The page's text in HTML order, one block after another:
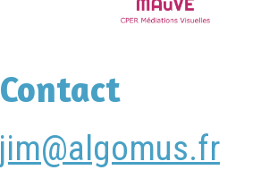
Contact
jim@algomus.fr